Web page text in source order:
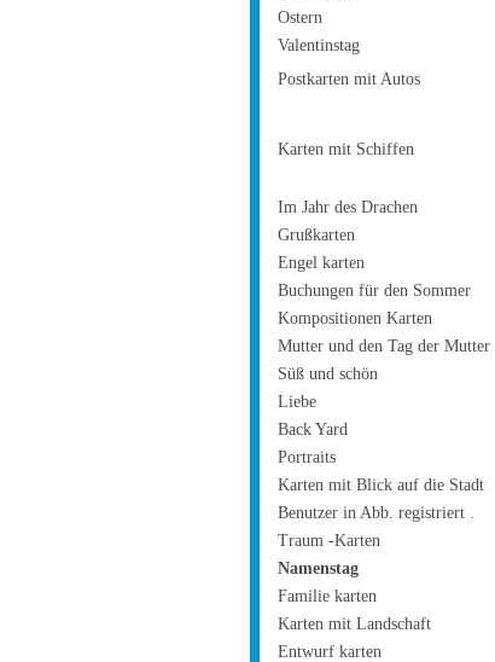
Ostern
Valentinstag
Postkarten mit Autos
Karten mit Schiffen
Im Jahr des Drachen
Grußkarten
Engel karten
Buchungen für den Sommer
Kompositionen Karten
Mutter und den Tag der Mutter
Süß und schön
Liebe
Back Yard
Portraits
Karten mit Blick auf die Stadt
Benutzer in Abb. registriert .
Traum -Karten
Namenstag
Familie karten
Karten mit Landschaft
Entwurf karten